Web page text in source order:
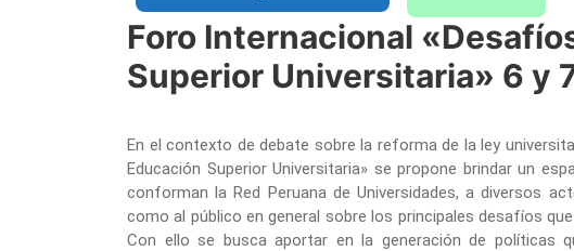
Foro Internacional
Superior Universitaria» 6 y
En el contexto de debate sobre la reforma de la ley
Educación Superior Universitaria» se propone brindar un
conforman la Red Peruana de Universidades, a diversos
como al público en general sobre los principales desafíos
Con ello se busca aportar en la generación de políticas